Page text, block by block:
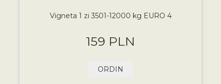
Vigneta 1 zi 3501-12000 kg EURO 4
159 PLN
ORDIN